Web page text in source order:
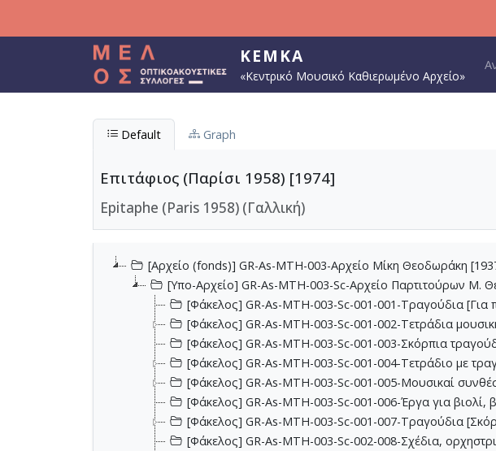
ΚΕΜΚΑ
«Κεντρικό Μουσικό Καθιερωμένο Αρχείο»
Default Graph
Επιτάφιος (Παρίσι 1958) [1974]
Epitaphe (Paris 1958) (Γαλλική)
[Αρχείο (fonds)] GR-As-MTH-003-Αρχείο Μίκη Θεοδωράκη
[Υπο-Αρχείο] GR-As-MTH-003-Sc-Αρχείο Παρτιτούρων Μ.
[Φάκελος] GR-As-MTH-003-Sc-001-001-Τραγούδια [Για
[Φάκελος] GR-As-MTH-003-Sc-001-002-Τετράδια
[Φάκελος] GR-As-MTH-003-Sc-001-003-Σκόρπια
[Φάκελος] GR-As-MTH-003-Sc-001-004-Τετράδιο με
[Φάκελος] GR-As-MTH-003-Sc-001-005-Μουσικαί
[Φάκελος] GR-As-MTH-003-Sc-001-006-Έργα για βιολί,
[Φάκελος] GR-As-MTH-003-Sc-001-007-Τραγούδια
[Φάκελος] GR-As-MTH-003-Sc-002-008-Σχέδια,